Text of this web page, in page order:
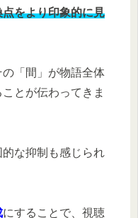
をより印象的に見
「間」が物語全体
とが伝わってきま
な抑制も感じられ
にすることで、視聴